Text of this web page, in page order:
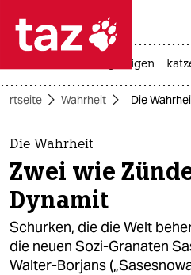
 taz zahl
taz zahl ich
themen
politik
öko
gesellschaft
bergsteigen
Wahrheit Die
Die Wahrheit
Zwei wie
Dynamit
Schurken, die die Welt
die neuen Sozi-Granaten
Walter-Borjans